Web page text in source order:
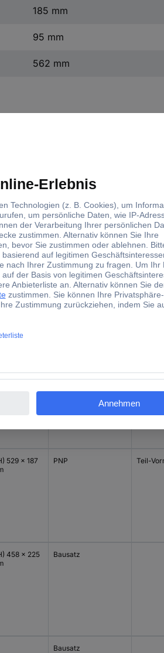
185 mm
95 mm
562 mm
562 x 185
PNP
585 x 182
529 x 187
PNP Teil-
458 x 225
Bausatz
Bausatz